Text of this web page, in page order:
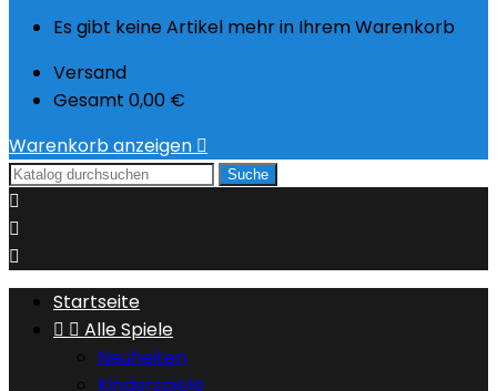
Es gibt keine Artikel mehr in Ihrem Warenkorb
Versand
Gesamt 0,00 €
Warenkorb anzeigen 
Suche



Startseite
  Alle Spiele
Neuheiten
Kinderspiele